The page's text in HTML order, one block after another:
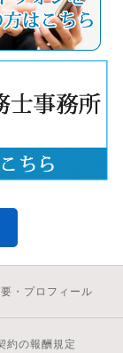
・プロフィール
約の報酬規定